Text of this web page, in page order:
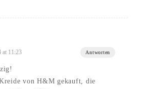
at 11:23 Antworten
von H&M gekauft, die